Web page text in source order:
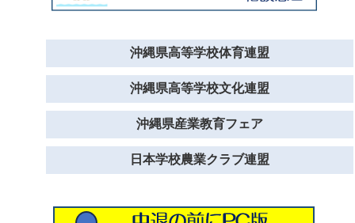
沖縄県高等学校体育連盟
沖縄県高等学校文化連盟
沖縄県産業教育フェア
日本学校農業クラブ連盟